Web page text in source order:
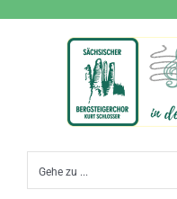
Gehe zu ...